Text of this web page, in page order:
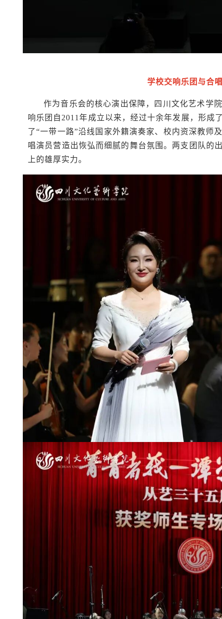
学校交响乐团与合
作为音乐会的核心演出保障，四川文化艺术学
响乐团自2011年成立以来，经过十余年发展，形成
了“一带一路”沿线国家外籍演奏家、校内资深教师
唱演员营造出恢弘而细腻的舞台氛围。两支团队的
上的雄厚实力。